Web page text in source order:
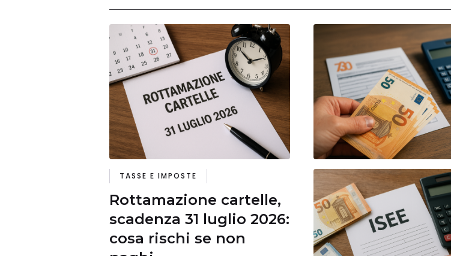
TASSE E IMPOSTE
Rottamazione cartelle,
scadenza 31 luglio 2026:
cosa rischi se non